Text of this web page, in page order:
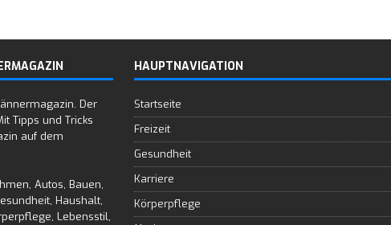
Der
Tipps und Tricks
auf dem
Autos, Bauen,
Haushalt,
Lebensstil,
HAUPTNAVIGATION
Startseite
Freizeit
Gesundheit
Karriere
Körperpflege